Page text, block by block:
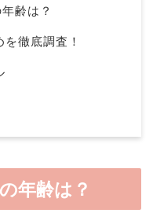
齢は？
徹底調査！
の年齢は？